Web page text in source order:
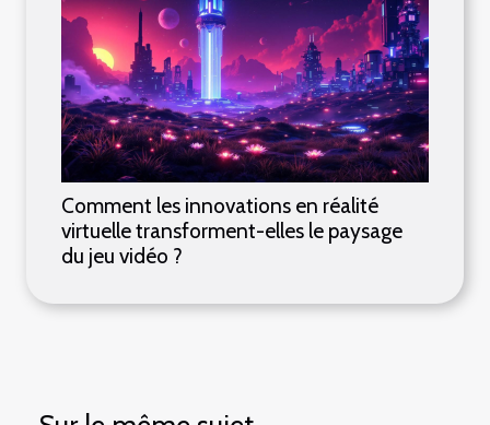
Comment les innovations en réalité
virtuelle transforment-elles le paysage
du jeu vidéo ?